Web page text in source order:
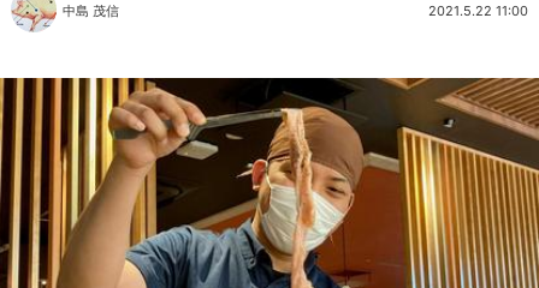
中島 茂信 2021.5.22 11:00